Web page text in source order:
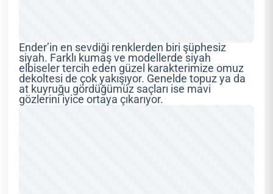
Ender’in en sevdiği renklerden biri şüphesiz
siyah. Farklı kumaş ve modellerde siyah
elbiseler tercih eden güzel karakterimize omuz
dekoltesi de çok yakışıyor. Genelde topuz ya da
at kuyruğu gördüğümüz saçları ise mavi
gözlerini iyice ortaya çıkarıyor.